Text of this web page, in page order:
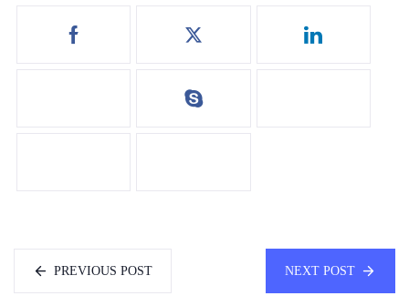
PREVIOUS POST NEXT POST